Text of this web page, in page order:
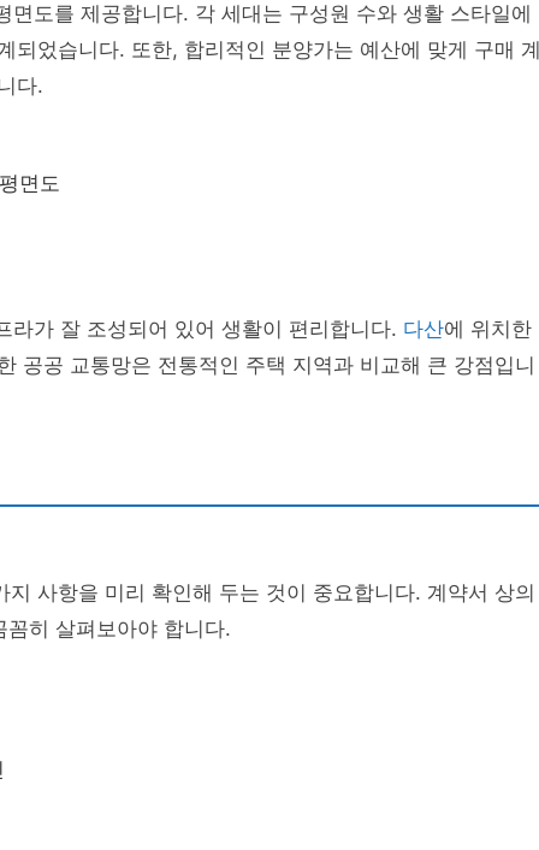
면도를 제공합니다. 각 세대는 구성원 수와 생활 스타일에
되었습니다. 또한, 합리적인 분양가는 예산에 맞게 구매 계
다.
면도
라가 잘 조성되어 있어 생활이 편리합니다. 다산에 위치한
공공 교통망은 전통적인 주택 지역과 비교해 큰 강점입니
사항을 미리 확인해 두는 것이 중요합니다. 계약서 상의
히 살펴보아야 합니다.